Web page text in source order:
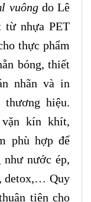
vuôngdo Lê
từ nhựa PET
thực phẩm
bóng, thiết
nhãn và in
thương hiệu.
kín khít,
phù hợp để
nước ép,
detox,… Quy
tiện cho